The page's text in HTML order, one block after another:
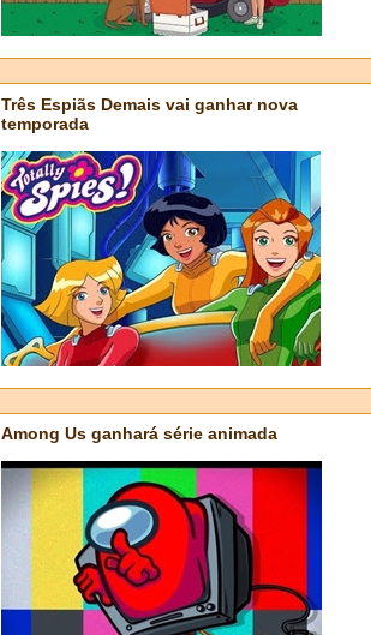
Três Espiãs Demais vai ganhar nova
temporada
Among Us ganhará série animada